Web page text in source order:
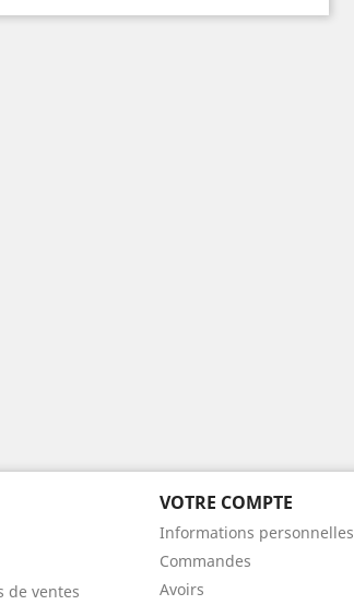
de ventes
VOTRE COMPTE
Informations personnelles
Commandes
Avoirs